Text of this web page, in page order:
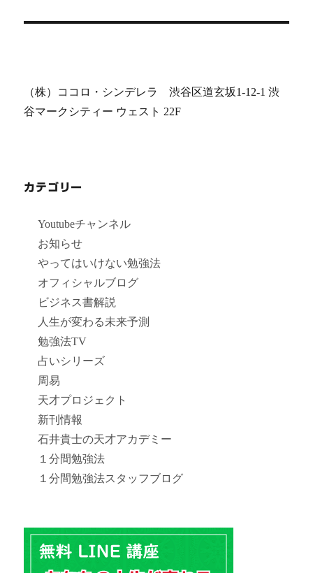
（株）ココロ・シンデレラ 渋谷区道玄坂1-12-1 渋
谷マークシティー ウェスト 22F
カテゴリー
Youtubeチャンネル
お知らせ
やってはいけない勉強法
オフィシャルブログ
ビジネス書解説
人生が変わる未来予測
勉強法TV
占いシリーズ
周易
天才プロジェクト
新刊情報
石井貴士の天才アカデミー
１分間勉強法
１分間勉強法スタッフブログ